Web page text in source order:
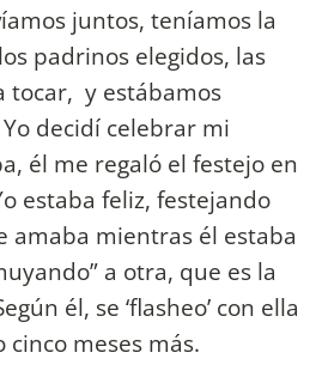
juntos, teníamos la
padrinos elegidos, las
tocar, y estábamos
decidí celebrar mi
él me regaló el festejo en
estaba feliz, festejando
amaba mientras él estaba
a otra, que es la
él, se ‘flasheo’ con ella
meses más.